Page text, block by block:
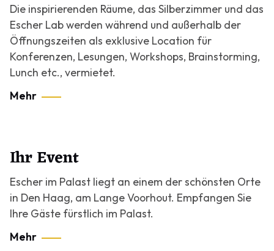
Die inspirierenden Räume, das Silberzimmer und das
Escher Lab werden während und außerhalb der
Öffnungszeiten als exklusive Location für
Konferenzen, Lesungen, Workshops, Brainstorming,
Lunch etc., vermietet.
Mehr
Ihr Event
Escher im Palast liegt an einem der schönsten Orte
in Den Haag, am Lange Voorhout. Empfangen Sie
Ihre Gäste fürstlich im Palast.
Mehr